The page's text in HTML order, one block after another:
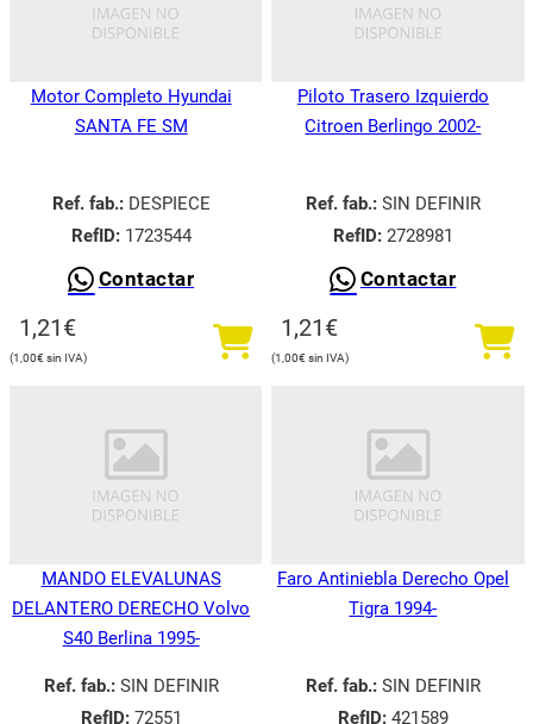
Motor Completo Hyundai
SANTA FE SM
Ref. fab.:DESPIECE
RefID:1723544
Contactar
1,21€
1,00€
Piloto Trasero Izquierdo
Citroen Berlingo 2002-
Ref. fab.:SIN DEFINIR
RefID:2728981
Contactar
1,21€
1,00€
MANDO ELEVALUNAS
DELANTERO DERECHO Volvo
S40 Berlina 1995-
Ref. fab.:SIN DEFINIR
RefID:72551
Faro Antiniebla Derecho Opel
Tigra 1994-
Ref. fab.:SIN DEFINIR
RefID:421589